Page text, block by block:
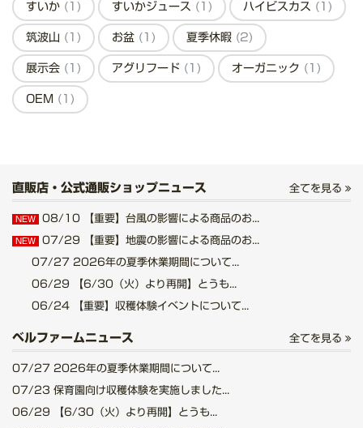
すいか (1) すいかジュース (1) ハイビスカス (1)
筑波山 (1) お盆 (1) 夏季休暇 (2)
展示会 (1) アグリフード (1) オーガニック (1)
OEM (1)
直販店・公式通販ショップニュース 全てを見る
NEW 08/10 【重要】台風の影響による商品のお...
NEW 07/29 【重要】地震の影響による商品のお...
07/27 2026年の夏季休業期間について...
06/29 【6/30（火）より再開】とうも...
06/24 【重要】収穫体験イベントについて...
ベルファームニュース 全てを見る
07/27 2026年の夏季休業期間について...
07/23 保育園向け収穫体験を実施しました...
06/29 【6/30（火）より再開】とうも...